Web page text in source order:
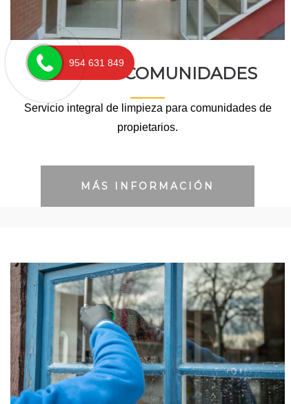
LIMPIEZA COMUNIDADES
Servicio integral de limpieza para comunidades de
propietarios.
MÁS INFORMACIÓN
954 631 849